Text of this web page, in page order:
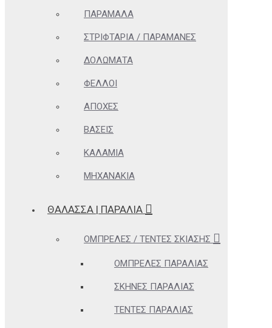
ΠΑΡΆΜΑΛΑ
ΣΤΡΙΦΤΆΡΙΑ / ΠΑΡΑΜΆΝΕΣ
ΔΟΛΏΜΑΤΑ
ΦΕΛΛΟΊ
ΑΠΌΧΕΣ
ΒΆΣΕΙΣ
ΚΑΛΆΜΙΑ
ΜΗΧΑΝΆΚΙΑ
ΘΆΛΑΣΣΑ | ΠΑΡΑΛΊΑ
ΟΜΠΡΈΛΕΣ / ΤΈΝΤΕΣ ΣΚΊΑΣΗΣ
ΟΜΠΡΈΛΕΣ ΠΑΡΑΛΊΑΣ
ΣΚΗΝΈΣ ΠΑΡΑΛΊΑΣ
ΤΈΝΤΕΣ ΠΑΡΑΛΊΑΣ